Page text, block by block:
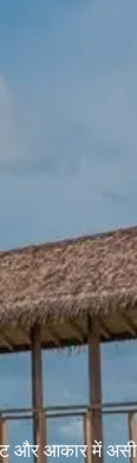
और आकार में